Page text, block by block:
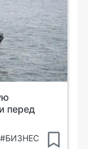
перед
#БИЗНЕС